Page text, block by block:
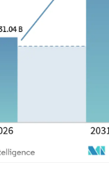
Bild © Mordor